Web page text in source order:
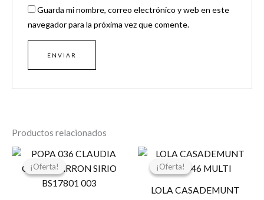
Guarda mi nombre, correo electrónico y web en este
navegador para la próxima vez que comente.
Productos relacionados
¡Oferta!
¡Oferta!
El
original
era:
El
actual
¡Oferta!
¡Oferta!
LOLA CASADEMUNT
El
original
19,95 €.
El
actual
9,97 €.